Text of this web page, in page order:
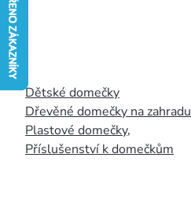
Dětské domečky
Dřevěné domečky na zahradu
Plastové domečky,
Příslušenství k domečkům